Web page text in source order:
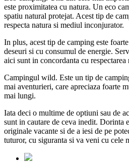
este proximitatea cu natura. Un eco
spatiu natural protejat. Acest tip de
respecta natura si mediul inconjurator.
In plus, acest tip de camping este
deseuri si cu consumul de energie.
aici sunt in concordanta cu respectarea
Campingul wild. Este un tip de
mai aventurieri, care apreciaza foarte
mai lungi.
Iata deci o multime de optiuni sau de
sunt in cautare de ceva inedit. Dorinta
originale vacante si de a iesi de pe
tuturor, cu siguranta si va veni cu cele